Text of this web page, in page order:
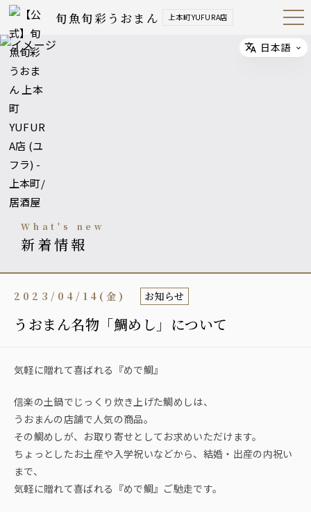
旬魚旬彩うおまん 上本町YUFURA店 Open
Navig
what's new
新着情報
うおまん名物「鯛めし」について
2023/04/14(金) お知らせ
気軽に贈れて喜ばれる『めで鯛』
信楽の土鍋でじっくり炊き上げた鯛めしは、
うおまんの店舗で人気の商品。
その鯛めしが、お取り寄せとしてお求めいただけます。
ちょっとしたお土産や入学祝いなどから、結婚・出産の内祝い
まで、
気軽に贈れて喜ばれる『めで鯛』ご馳走です。
Select
日本語